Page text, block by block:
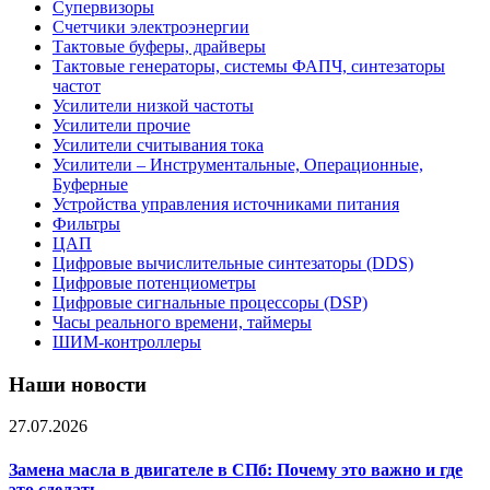
Супервизоры
Счетчики электроэнергии
Тактовые буферы, драйверы
Тактовые генераторы, системы ФАПЧ, синтезаторы
частот
Усилители низкой частоты
Усилители прочие
Усилители считывания тока
Усилители – Инструментальные, Операционные,
Буферные
Устройства управления источниками питания
Фильтры
ЦАП
Цифровые вычислительные синтезаторы (DDS)
Цифровые потенциометры
Цифровые сигнальные процессоры (DSP)
Часы реального времени, таймеры
ШИМ-контроллеры
Наши новости
27.07.2026
Замена масла в двигателе в СПб: Почему это важно и где